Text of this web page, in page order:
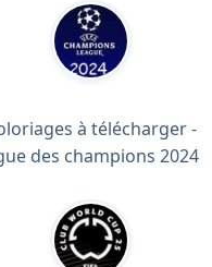
à télécharger -
des champions 2024